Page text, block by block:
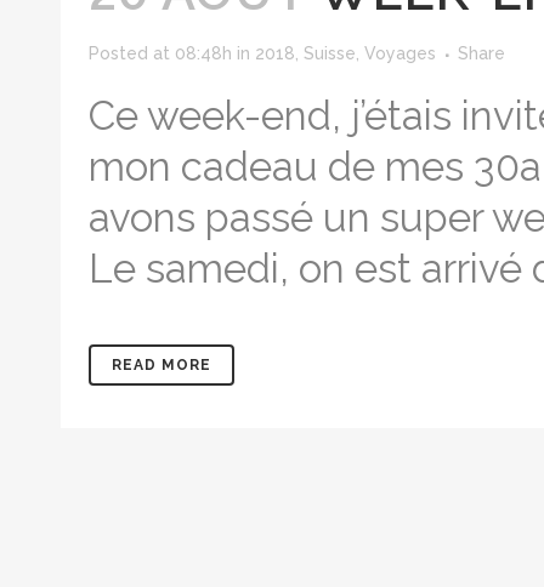
Posted at 08:48h in 2018 Suisse Voyages Share
Ce week-end, j’étais
mon cadeau de mes
avons passé un super
Le samedi, on est arrivé
READ MORE